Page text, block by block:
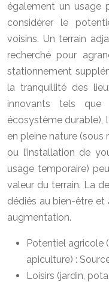
également un usage
considérer le
voisins. Un terrain
recherché pour
stationnement
la tranquillité des
innovants tels que
écosystème durable),
en pleine nature (sous
ou l’installation de
usage temporaire)
valeur du terrain. La
dédiés au bien-être
augmentation.
Potentiel agricole
apiculture) :
Loisirs (jardin,